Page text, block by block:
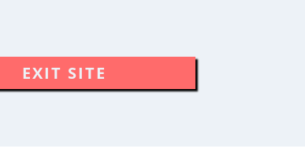
EXIT SITE